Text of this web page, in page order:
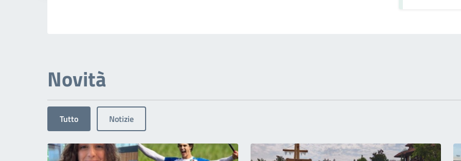
Novità
Tutto Notizie